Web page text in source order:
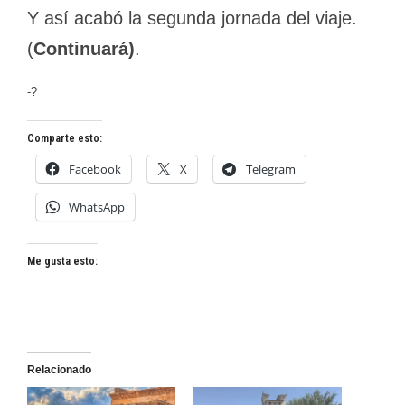
Y así acabó la segunda jornada del viaje.
(Continuará).
-?
Comparte esto:
Facebook X Telegram
WhatsApp
Me gusta esto:
Relacionado